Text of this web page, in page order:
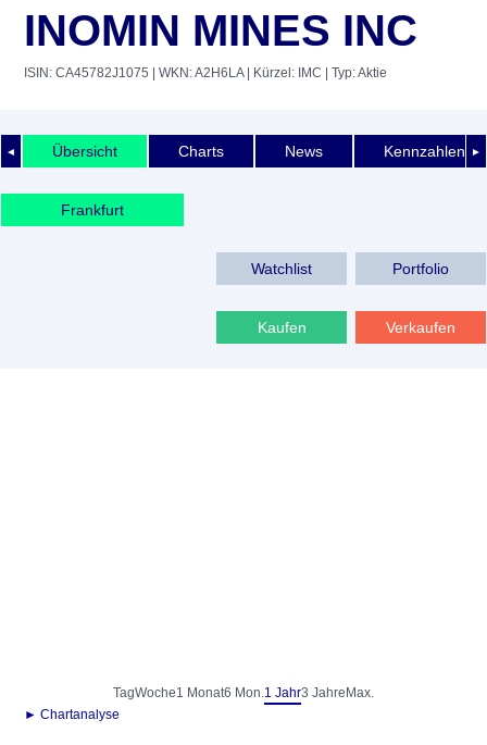
INOMIN MINES INC
ISIN: CA45782J1075 | WKN: A2H6LA| Kürzel: IMC | Typ: Aktie
◄ ►
Übersicht Charts News Kennzahlen
Frankfurt
Watchlist Portfolio
Kaufen Verkaufen
TagWoche1 Monat6 Mon.1 Jahr3 Jahre Max.
► Chartanalyse